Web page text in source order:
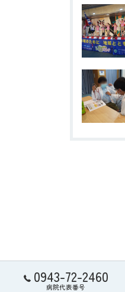
0943-72-2460
病院代表番号